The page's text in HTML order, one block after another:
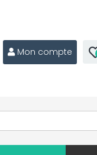
Mon compte